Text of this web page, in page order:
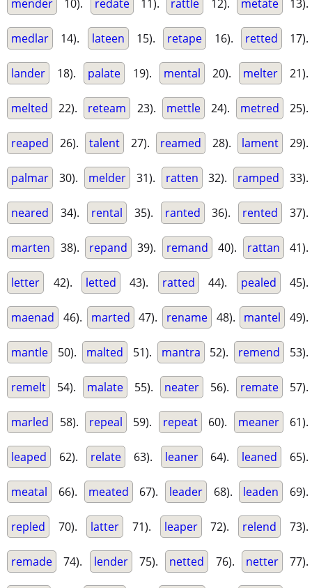
mender 10). redate 11). rattle 12). metate 13).
medlar 14). lateen 15). retape 16). retted 17).
lander 18). palate 19). mental 20). melter 21).
melted 22). reteam 23). mettle 24). metred 25).
reaped 26). talent 27). reamed 28). lament 29).
palmar 30). melder 31). ratten 32). ramped 33).
neared 34). rental 35). ranted 36). rented 37).
marten 38). repand 39). remand 40). rattan 41).
letter 42). letted 43). ratted 44). pealed 45).
maenad 46). marted 47). rename 48). mantel 49).
mantle 50). malted 51). mantra 52). remend 53).
remelt 54). malate 55). neater 56). remate 57).
marled 58). repeal 59). repeat 60). meaner 61).
leaped 62). relate 63). leaner 64). leaned 65).
meatal 66). meated 67). leader 68). leaden 69).
repled 70). latter 71). leaper 72). relend 73).
remade 74). lender 75). netted 76). netter 77).